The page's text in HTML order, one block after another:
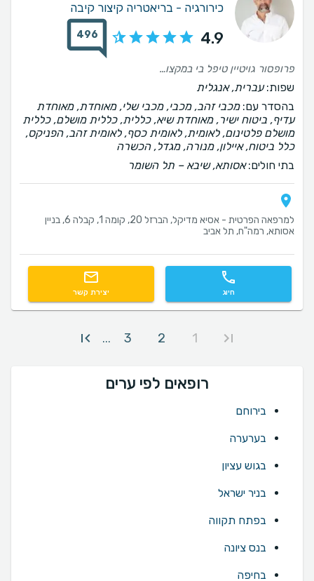
כירורגיה - בריאטריה קיצור קיבה
4.9
496
פרופסור גויטיין טיפל בי במקצועיות ביקר , בדק והתייחס לכל תלונה מקצועיות עם נשמה ולב
שפות:עברית, אנגלית
בהסדר עם:מכבי זהב, מכבי, מכבי שלי, מאוחדת, מאוחדת
עדיף, ביטוח ישיר, מאוחדת שיא, כללית, כללית מושלם, כללית
מושלם פלטינום, לאומית, לאומית כסף, לאומית זהב, הפניקס,
כלל ביטוח, איילון, מנורה, מגדל, הכשרה
בתי חולים:אסותא, שיבא – תל השומר
למרפאה הפרטית - אסיא מדיקל, הברזל 20, קומה 1, קבלה 6, בניין
אסותא, רמה"ח, תל אביב
חיוג יצירת קשר
1
2
3
...
רופאים לפי ערים
בירוחם
בערערה
בגוש עציון
בניר ישראל
בפתח תקווה
בנס ציונה
בחיפה